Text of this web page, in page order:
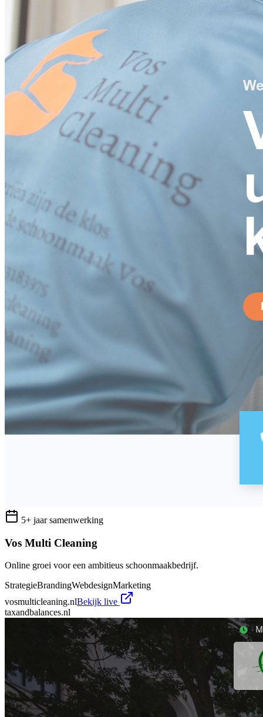
5+ jaar samenwerking
Vos Multi Cleaning
Online groei voor een ambitieus schoonmaakbedrijf.
StrategieBrandingWebdesignMarketing
vosmulticleaning.nlBekijk live
taxandbalances.nl